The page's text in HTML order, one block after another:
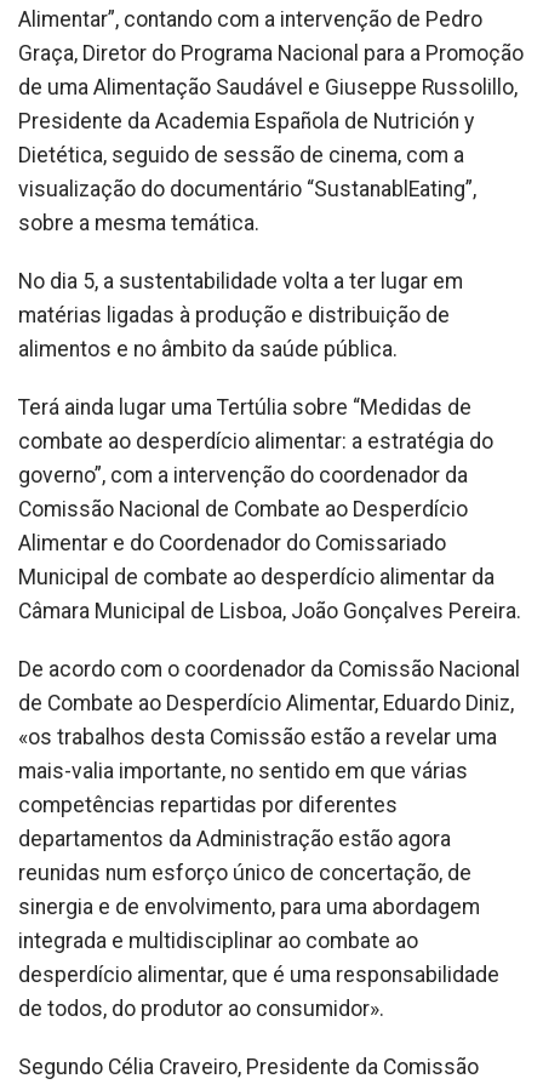
Alimentar”, contando com a intervenção de Pedro
Graça, Diretor do Programa Nacional para a Promoção
de uma Alimentação Saudável e Giuseppe Russolillo,
Presidente da Academia Española de Nutrición y
Dietética, seguido de sessão de cinema, com a
visualização do documentário “SustanablEating”,
sobre a mesma temática.
No dia 5, a sustentabilidade volta a ter lugar em
matérias ligadas à produção e distribuição de
alimentos e no âmbito da saúde pública.
Terá ainda lugar uma Tertúlia sobre “Medidas de
combate ao desperdício alimentar: a estratégia do
governo”, com a intervenção do coordenador da
Comissão Nacional de Combate ao Desperdício
Alimentar e do Coordenador do Comissariado
Municipal de combate ao desperdício alimentar da
Câmara Municipal de Lisboa, João Gonçalves Pereira.
De acordo com o coordenador da Comissão Nacional
de Combate ao Desperdício Alimentar, Eduardo Diniz,
«os trabalhos desta Comissão estão a revelar uma
mais-valia importante, no sentido em que várias
competências repartidas por diferentes
departamentos da Administração estão agora
reunidas num esforço único de concertação, de
sinergia e de envolvimento, para uma abordagem
integrada e multidisciplinar ao combate ao
desperdício alimentar, que é uma responsabilidade
de todos, do produtor ao consumidor».
Segundo Célia Craveiro, Presidente da Comissão